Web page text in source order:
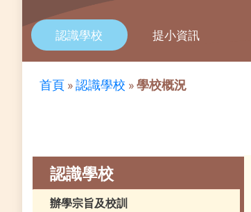
認識學校 提小資訊
首頁 »認識學校 »學校概況
認識學校
辦學宗旨及校訓